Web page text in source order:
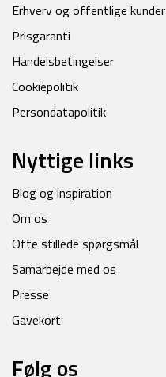
Erhverv og offentlige kunder
Prisgaranti
Handelsbetingelser
Cookiepolitik
Persondatapolitik
Nyttige links
Blog og inspiration
Om os
Ofte stillede spørgsmål
Samarbejde med os
Presse
Gavekort
Følg os